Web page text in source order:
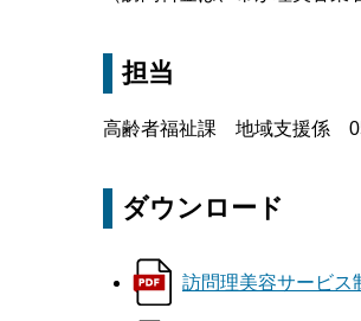
担当
高齢者福祉課 地域支援係
ダウンロード
訪問理美容サービス